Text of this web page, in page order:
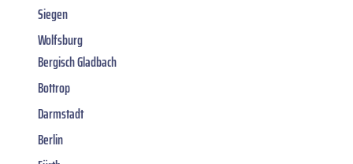
Siegen
Wolfsburg
Bergisch Gladbach
Bottrop
Darmstadt
Berlin